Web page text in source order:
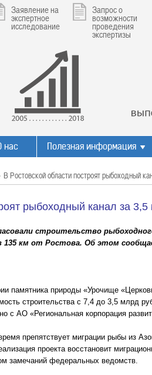
Заявление на
экспертное
исследование
Запрос о
возможности
проведения
экспертизы
нас Полезная информация
В Ростовской области построят рыбоходный
рыбоходный канал за
строительство
135 км от Ростова. Об этом
памятника природы «Урочище
строительства с 7,4 до 3,5 млрд
с АО «Региональная корпорация
препятствует миграции рыбы из
проекта восстановит
замечаний федеральных ведомств.